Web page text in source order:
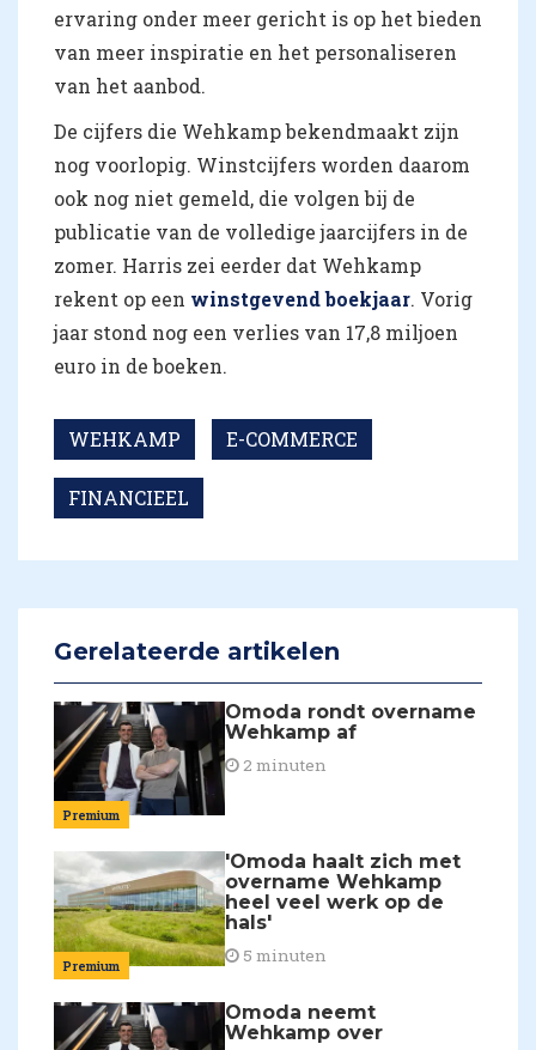
ervaring onder meer gericht is op het bieden
van meer inspiratie en het personaliseren
van het aanbod.
De cijfers die Wehkamp bekendmaakt zijn
nog voorlopig. Winstcijfers worden daarom
ook nog niet gemeld, die volgen bij de
publicatie van de volledige jaarcijfers in de
zomer. Harris zei eerder dat Wehkamp
rekent op een winstgevend boekjaar. Vorig
jaar stond nog een verlies van 17,8 miljoen
euro in de boeken.
WEHKAMP E-COMMERCE
FINANCIEEL
Gerelateerde artikelen
Premium
Omoda rondt overname
Wehkamp af
2 minuten
Premium
'Omoda haalt zich met
overname Wehkamp
heel veel werk op de
hals'
5 minuten
Omoda neemt
Wehkamp over